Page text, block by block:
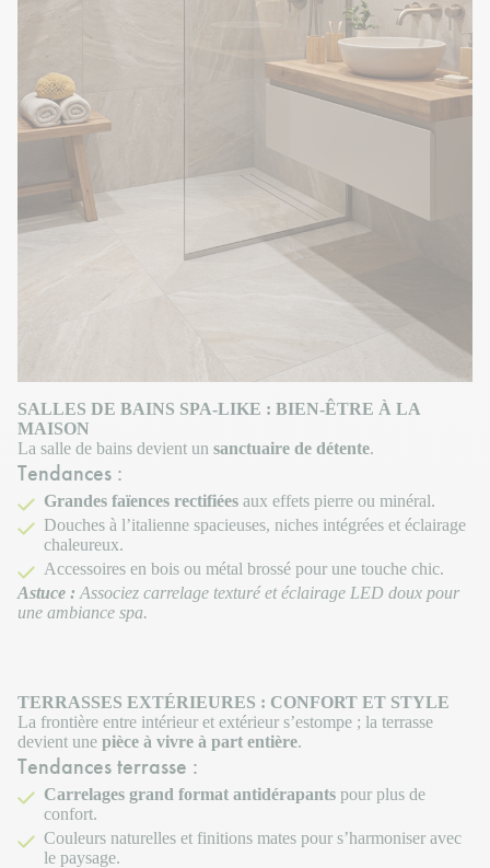
SALLES DE BAINS SPA-LIKE : BIEN-ÊTRE À LA
MAISON
La salle de bains devient un sanctuaire de détente.
Tendances :
Grandes faïences rectifiées aux effets pierre ou minéral.
Douches à l’italienne spacieuses, niches intégrées et éclairage
chaleureux.
Accessoires en bois ou métal brossé pour une touche chic.
Astuce : Associez carrelage texturé et éclairage LED doux pour
une ambiance spa.
TERRASSES EXTÉRIEURES : CONFORT ET STYLE
La frontière entre intérieur et extérieur s’estompe ; la terrasse
devient une pièce à vivre à part entière.
Tendances terrasse :
Carrelages grand format antidérapants pour plus de
confort.
Couleurs naturelles et finitions mates pour s’harmoniser avec
le paysage.